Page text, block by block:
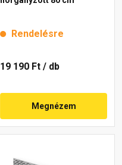
Rendelésre
19 190 Ft / db
Megnézem